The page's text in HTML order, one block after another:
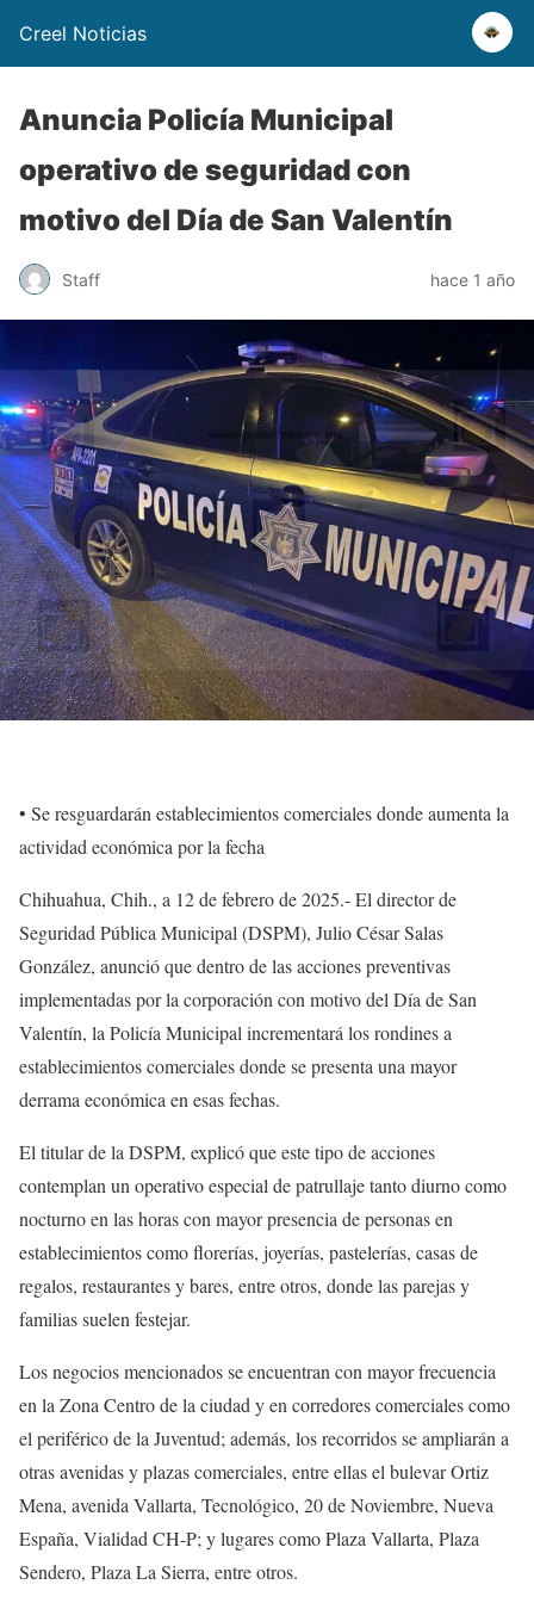
Creel Noticias
Anuncia Policía Municipal
operativo de seguridad con
motivo del Día de San Valentín
Staff hace 1 año
•⁠ ⁠Se resguardarán establecimientos comerciales donde aumenta la
actividad económica por la fecha
Chihuahua, Chih., a 12 de febrero de 2025.- El director de
Seguridad Pública Municipal (DSPM), Julio César Salas
González, anunció que dentro de las acciones preventivas
implementadas por la corporación con motivo del Día de San
Valentín, la Policía Municipal incrementará los rondines a
establecimientos comerciales donde se presenta una mayor
derrama económica en esas fechas.
El titular de la DSPM, explicó que este tipo de acciones
contemplan un operativo especial de patrullaje tanto diurno como
nocturno en las horas con mayor presencia de personas en
establecimientos como florerías, joyerías, pastelerías, casas de
regalos, restaurantes y bares, entre otros, donde las parejas y
familias suelen festejar.
Los negocios mencionados se encuentran con mayor frecuencia
en la Zona Centro de la ciudad y en corredores comerciales como
el periférico de la Juventud; además, los recorridos se ampliarán a
otras avenidas y plazas comerciales, entre ellas el bulevar Ortiz
Mena, avenida Vallarta, Tecnológico, 20 de Noviembre, Nueva
España, Vialidad CH-P; y lugares como Plaza Vallarta, Plaza
Sendero, Plaza La Sierra, entre otros.